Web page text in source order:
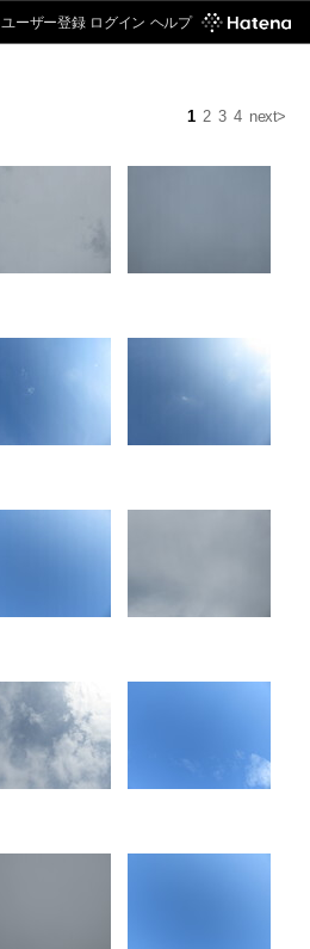
ユーザー登録 ログイン ヘルプ
1 2 3 4 next>